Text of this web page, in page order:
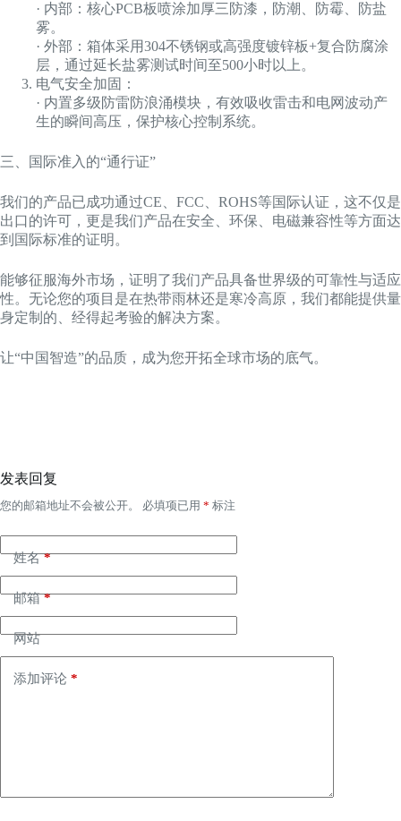
· 内部：核心PCB板喷涂加厚三防漆，防潮、防霉、防盐
雾。
· 外部：箱体采用304不锈钢或高强度镀锌板+复合防腐涂
层，通过延长盐雾测试时间至500小时以上。
电气安全加固：
· 内置多级防雷防浪涌模块，有效吸收雷击和电网波动产
生的瞬间高压，保护核心控制系统。
三、国际准入的“通行证”
我们的产品已成功通过CE、FCC、ROHS等国际认证，这不仅是
出口的许可，更是我们产品在安全、环保、电磁兼容性等方面达
到国际标准的证明。
能够征服海外市场，证明了我们产品具备世界级的可靠性与适应
性。无论您的项目是在热带雨林还是寒冷高原，我们都能提供量
身定制的、经得起考验的解决方案。
让“中国智造”的品质，成为您开拓全球市场的底气。
发表回复
您的邮箱地址不会被公开。 必填项已用 * 标注
姓名*
邮箱*
网站
添加评论 *